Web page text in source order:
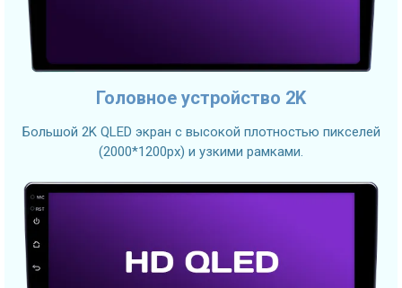
Головное устройство 2K
Большой 2K QLED экран с высокой плотностью пикселей
(2000*1200px) и узкими рамками.